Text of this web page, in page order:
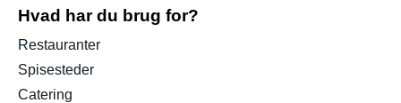
Hvad har du brug for?
Restauranter
Spisesteder
Catering